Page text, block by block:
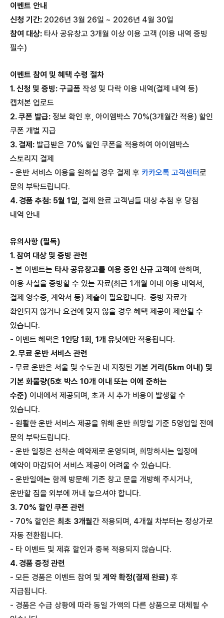
이벤트 안내
신청 기간: 2026년 3월 26일 ~ 2026년 4월 30일
참여 대상: 타사 공유창고 3개월 이상 이용 고객 (이용 내역 증빙
필수)
이벤트 참여 및 혜택 수령 절차
1.신청 및 증빙: 구글폼 작성 및 다락 이용 내역(결제 내역 등)
캡처본 업로드
2. 쿠폰 발급: 정보 확인 후, 아이엠박스 70%(3개월간 적용) 할인
쿠폰 개별 지급
3. 결제: 발급받은 70% 할인 쿠폰을 적용하여 아이엠박스
스토리지 결제
- 운반 서비스 이용을 원하실 경우 결제 후 카카오톡 고객센터로
문의 부탁드립니다.
4. 경품 추첨: 5월 1일, 결제 완료 고객님들 대상 추첨 후 당첨
내역 안내
유의사항 (필독)
1. 참여 대상 및 증빙 관련
- 본 이벤트는 타사 공유창고를 이용 중인 신규 고객에 한하며,
이용 사실을 증빙할 수 있는 자료(최근 1개월 이내 이용 내역서,
결제 영수증, 계약서 등) 제출이 필요합니다. 증빙 자료가
확인되지 않거나 요건에 맞지 않을 경우 혜택 제공이 제한될 수
있습니다.
- 이벤트 혜택은 1인당 1회, 1개 유닛에만 적용됩니다.
2. 무료 운반 서비스 관련
- 무료 운반은 서울 및 수도권 내 지정된 기본 거리(5km 이내) 및
기본 화물량(5호 박스 10개 이내 또는 이에 준하는
수준) 이내에서 제공되며, 초과 시 추가 비용이 발생할 수
있습니다.
- 원활한 운반 서비스 제공을 위해 운반 희망일 기준 5영업일 전에
문의 부탁드립니다.
- 운반 일정은 선착순 예약제로 운영되며, 희망하시는 일정에
예약이 마감되어 서비스 제공이 어려울 수 있습니다.
- 운반일에는 함께 방문해 기존 창고 문을 개방해 주시거나,
운반할 짐을 외부에 꺼내 놓으셔야 합니다.
3. 70% 할인 쿠폰 관련
- 70% 할인은 최초 3개월간 적용되며, 4개월 차부터는 정상가로
자동 전환됩니다.
- 타 이벤트 및 제휴 할인과 중복 적용되지 않습니다.
4. 경품 증정 관련
- 모든 경품은 이벤트 참여 및 계약 확정(결제 완료) 후
지급됩니다.
- 경품은 수급 상황에 따라 동일 가액의 다른 상품으로 대체될 수